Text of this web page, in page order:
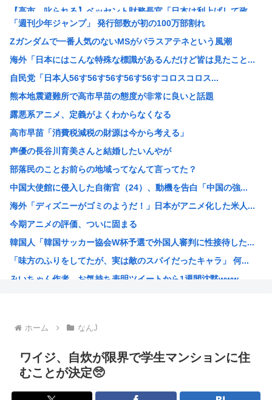
【高市、叱られる】ベッセント財務長官「日本は利上げして政...
【速報】 毎日新聞のベテラン記者を逮捕 包丁で夫を脅した...
鬼って船で難破した白人なんじゃないの？
元々は日本人が殴りかかっていったんだろ…
お前らが性欲のせいでやってしまったキチゲェ行為あげてけ
数学者「AIで数学の未解決問題解いたわ」女性「お前の証明...
【朗報】アラブ、秋田県に2兆円の投資www
【画像】整形でめっちゃ成功して可愛くなった女www 【P...
【朗報】日産e-power、無給油で1980km走行しギ...
【画像】村重杏奈さん(30)のおっ◯いがコチラ
【画像あり】おまいら、この中からロシア美女を選んでしまう...
【悲報】立ちんぼJK、カメラで撮られて発狂
「ビールと水を交互に飲まないと倒れるグラス」発売 適正飲...
エース級の財務官僚・一松旬氏が“異例転出”へ 官邸幹部「...
「キスしろ」というヤジからパニックに… 渡邊渚が語るフラ...
「週刊少年ジャンプ」 発行部数が初の100万部割れ
Zガンダムで一番人気のないMSがパラスアテネという風潮
海外「日本にはこんな特殊な標識があるんだけど皆は見たこと...
自民党「日本人56す56す56す56す56すコロスコロス...
熊本地震避難所で高市早苗の態度が非常に良いと話題
露悪系アニメ、定義がよくわからなくなる
高市早苗「消費税減税の財源は今から考える」
声優の長谷川育美さんと結婚したいんやが
部落民のことお前らの地域ってなんて言ってた？
中国大使館に侵入した自衛官（24）、動機を告白「中国の強...
海外「ディズニーがゴミのようだ！」日本がアニメ化した米人...
今期アニメの評価、ついに固まる
韓国人「韓国サッカー協会W杯予選で外国人審判に性接待した...
「味方のふりをしてたが、実は敵のスパイだったキャラ」 何...
みいちゃん作者、お気持ち表明ツイートから1週間沈黙www
【画像】カノカリ女、とんでもないエ口グッズにされてしまい...
韓国人「日本には韓国みたいなドラッグストアがないので韓国...
宮崎駿「声優は娼婦のような声」←これ正論すぎるよな
ホーム なんJ
ワイジ、自炊が限界で学生マンションに住
むことが決定🥺